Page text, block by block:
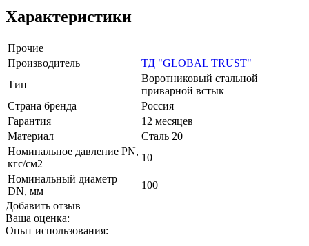
Характеристики
Прочие
Производитель
ТД "GLOBAL TRUST"
Тип
Воротниковый стальной
приварной встык
Страна бренда
Россия
Гарантия
12 месяцев
Материал
Сталь 20
Номинальное давление PN,
кгс/см2
10
Номинальный диаметр
DN, мм
100
Добавить отзыв
Ваша оценка:
Опыт использования: